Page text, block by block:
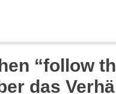
“follow
das